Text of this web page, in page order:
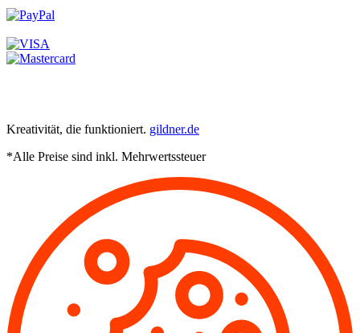
Kreativität, die funktioniert. gildner.de
*Alle Preise sind inkl. Mehrwertssteuer